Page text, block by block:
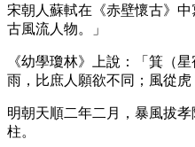
宋朝人蘇軾在《赤壁懷古》
古風流人物。」
《幼學瓊林》上說：「箕（
雨，比庶人願欲不同；風從虎
明朝天順二年二月，暴風拔
柱。